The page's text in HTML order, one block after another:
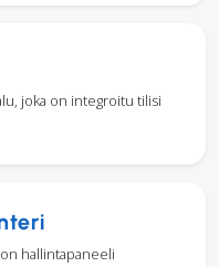
joka on integroitu tilisi
hallintapaneeli